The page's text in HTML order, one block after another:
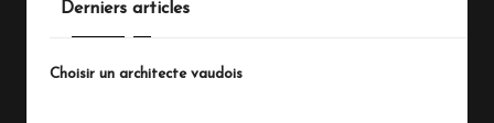
Derniers articles
Choisir un architecte vaudois